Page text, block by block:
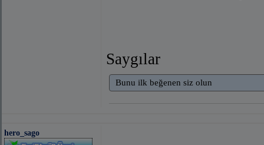
Saygılar
Bunu ilk beğenen siz olun
hero_sago